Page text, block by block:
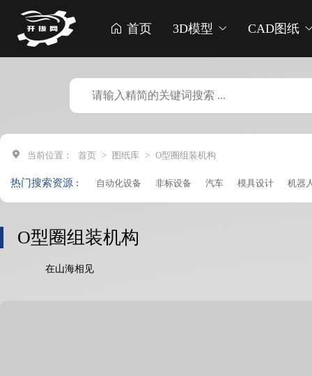
首页 3D模型 CAD图纸
当前位置： 首页 > 图纸库 > O型圈组装机构
热门搜索资源 : 自动化设备 非标设备 汽车 模具设计
机器
点胶机
生产线 贴标机 车床 打印机
破
加工中心
O型圈组装机构
在山海相见